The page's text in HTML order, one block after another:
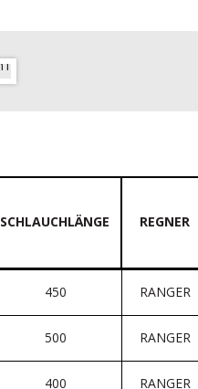
SCHLAUCHLÄNGE REGNER
450 RANGER
500 RANGER
400 RANGER